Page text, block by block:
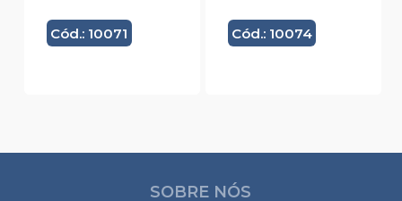
Cód.: 10071 Cód.: 10074
SOBRE NÓS